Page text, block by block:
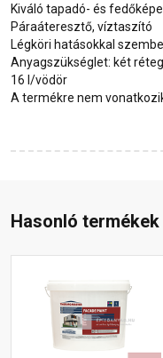
Kiváló tapadó- és
Páraáteresztő, víztaszító
Légköri hatásokkal
Anyagszükséglet: két
16 l/vödör
A termékre nem
Hasonló termékek